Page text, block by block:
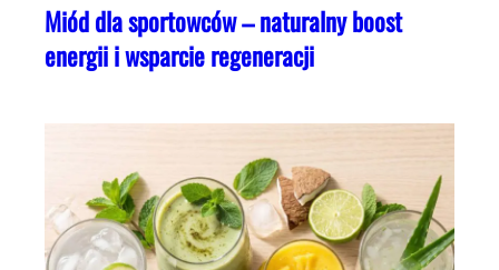
Miód dla sportowców – naturalny boost
energii i wsparcie regeneracji